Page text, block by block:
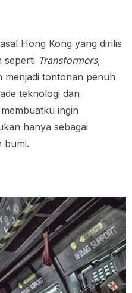
Hong Kong yang dirilis
seperti Transformers,
menjadi tontonan penuh
teknologi dan
ingin
hanya sebagai
bumi.